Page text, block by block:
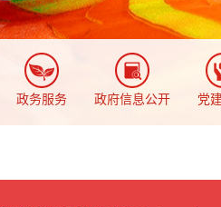
政务服务 政府信息公开 党